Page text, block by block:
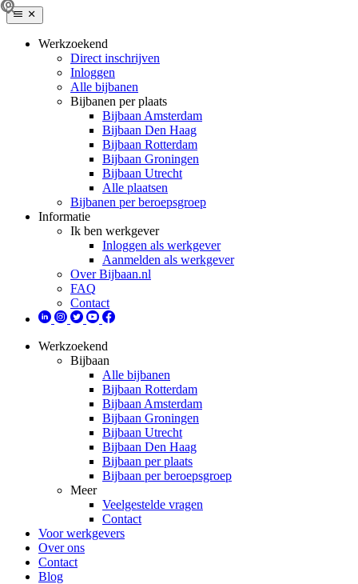
Werkzoekend
Direct inschrijven
Inloggen
Alle bijbanen
Bijbanen per plaats
Bijbaan Amsterdam
Bijbaan Den Haag
Bijbaan Rotterdam
Bijbaan Groningen
Bijbaan Utrecht
Alle plaatsen
Bijbanen per beroepsgroep
Informatie
Ik ben werkgever
Inloggen als werkgever
Aanmelden als werkgever
Over Bijbaan.nl
FAQ
Contact
Werkzoekend
Bijbaan
Alle bijbanen
Bijbaan Rotterdam
Bijbaan Amsterdam
Bijbaan Groningen
Bijbaan Utrecht
Bijbaan Den Haag
Bijbaan per plaats
Bijbaan per beroepsgroep
Meer
Veelgestelde vragen
Contact
Voor werkgevers
Over ons
Contact
Blog